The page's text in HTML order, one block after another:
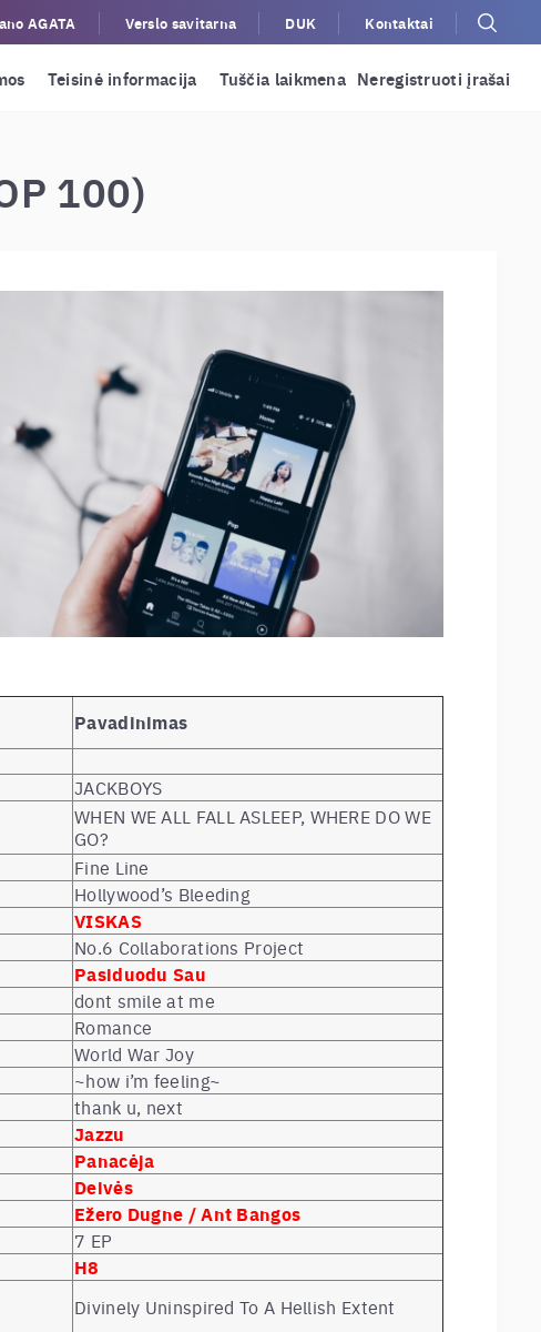
AGATA Verslo savitarna DUK Kontaktai
Teisinė informacija Tuščia laikmena Neregistruoti įrašai
100)
Pavadinimas
JACKBOYS
WHEN WE ALL FALL ASLEEP, WHERE DO WE
GO?
Fine Line
Hollywood’s Bleeding
VISKAS
No.6 Collaborations Project
Pasiduodu Sau
dont smile at me
Romance
World War Joy
~how i’m feeling~
thank u, next
Jazzu
Panacėja
Deivės
Ežero Dugne / Ant Bangos
7 EP
H8
Divinely Uninspired To A Hellish Extent